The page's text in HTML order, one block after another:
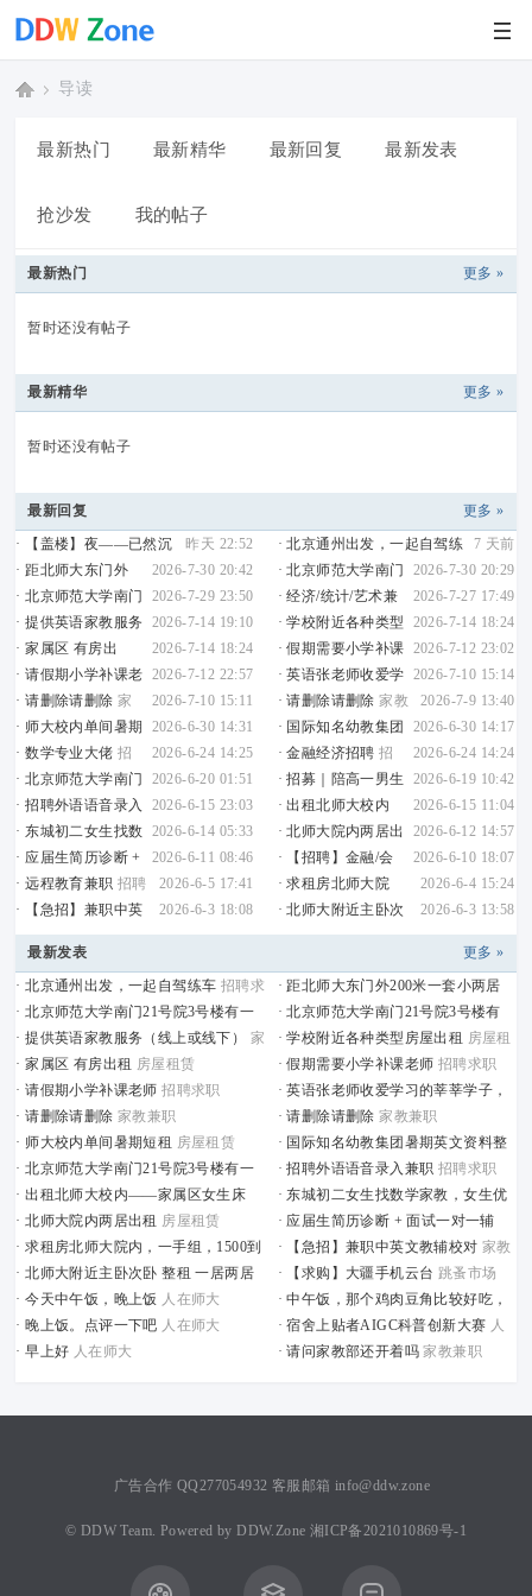
导读
最新热门 最新精华 最新回复 最新发表
抢沙发 我的帖子
更多 »
最新热门
暂时还没有帖子
更多 »
最新精华
暂时还没有帖子
更多 »
最新回复
昨天 22:52
·
【盖楼】夜——已然沉
静 学术探讨
7 天前
·北京通州出发，一起自驾练
车 招聘求职
2026-7-30 20:42
·距北师大东门外
200米一套小两居60平米出租 房屋租赁
2026-7-30 20:29
·北京师范大学南门
21号院3号楼有一间房出租 房屋租赁
2026-7-29 23:50
·北京师范大学南门
21号院3号楼有一间房出租 房屋租赁
2026-7-27 17:49
·经济/统计/艺术兼
职~ 招聘求职
2026-7-14 19:10
·提供英语家教服务
（线上或线下）
家教兼职
2026-7-14 18:24
·学校附近各种类型
房屋出租 房屋租赁
2026-7-14 18:24
·家属区 有房出
租 房屋租赁
2026-7-12 23:02
·假期需要小学补课
老师 招聘求职
2026-7-12 22:57
·请假期小学补课老
师 招聘求职
2026-7-10 15:14
·英语张老师收爱学
习的莘莘学子，帮助提升英语能力及
成绩！！！ 家教兼职
2026-7-10 15:11
·请删除请删除 家
教兼职
2026-7-9 13:40
·请删除请删除 家教
兼职
2026-6-30 14:31
· 师大校内单间暑期
短租 房屋租赁
2026-6-30 14:17
· 国际知名幼教集团
暑期英文资料整理岗-限北师大学生 招
聘求职
2026-6-24 14:25
·数学专业大佬 招
聘求职
2026-6-24 14:24
·金融经济招聘 招
聘求职
2026-6-20 01:51
·北京师范大学南门
21号院3号楼有一间房出租 房屋租赁
2026-6-19 10:42
·招募｜陪高一男生
运动聊天·寻阳光大哥哥玩伴 家教兼职
2026-6-15 23:03
·招聘外语语音录入
兼职 招聘求职
2026-6-15 11:04
·出租北师大校内
——家属区女生床位
房屋租赁
2026-6-14 05:33
· 东城初二女生找数
学家教，女生优先 家教兼职
2026-6-12 14:57
·北师大院内两居出
租
房屋租赁
2026-6-11 08:46
·应届生简历诊断 +
面试一对一辅导 招聘求职
2026-6-10 18:07
·
【招聘】金融/会
计/经济/统计/powerBI/地理/数物化
招聘求职
2026-6-5 17:41
·远程教育兼职 招聘
求职
2026-6-4 15:24
·求租房北师大院
内，一手组，1500到2000的合租女 人
2026-6-3 18:08
·
【急招】兼职中英
文教辅校对 家教兼职
2026-6-3 13:58
·北师大附近主卧次
卧 整租 一居两居三居均有 随时可以联
更多 »
最新发表
·北京通州出发，一起自驾练车 招聘求
职
·距北师大东门外200米一套小两居
60平米出租 房屋租赁
·北京师范大学南门21号院3号楼有一
间房出租 房屋租赁
·北京师范大学南门21号院3号楼有
一间房出租 房屋租赁
·提供英语家教服务（线上或线下）
家
教兼职
·学校附近各种类型房屋出租 房屋租
赁
·家属区 有房出租 房屋租赁 ·假期需要小学补课老师 招聘求职
·请假期小学补课老师 招聘求职 ·英语张老师收爱学习的莘莘学子，
帮助提升英语能力及成绩！！！
兼职
·请删除请删除 家教兼职 ·请删除请删除 家教兼职
· 师大校内单间暑期短租 房屋租赁 · 国际知名幼教集团暑期英文资料整
理岗-限北师大学生 招聘求职
·北京师范大学南门21号院3号楼有一
间房出租 房屋租赁
·招聘外语语音录入兼职 招聘求职
·出租北师大校内——家属区女生床
位 房屋租赁
· 东城初二女生找数学家教，女生优
先 家教兼职
·北师大院内两居出租 房屋租赁 ·应届生简历诊断 + 面试一对一辅
导
招聘求职
·求租房北师大院内，一手组，1500到
2000的合租女 人在师大
· 【急招】兼职中英文教辅校对 家教
兼职
·北师大附近主卧次卧 整租 一居两居
三居均有 随时可以联系
18510101708 房屋租赁
· 【求购】大疆手机云台 跳蚤市场
·今天中午饭，晚上饭 人在师大 ·中午饭，那个鸡肉豆角比较好吃，
不辣 人在师大
·晚上饭。点评一下吧 人在师大 ·宿舍上贴者AIGC科普创新大赛 人
在师大
·早上好 人在师大 ·请问家教部还开着吗 家教兼职
广告合作 QQ277054932 客服邮箱 info@ddw.zone
© DDW Team. Powered byDDW.Zone 湘ICP备2021010869号-1